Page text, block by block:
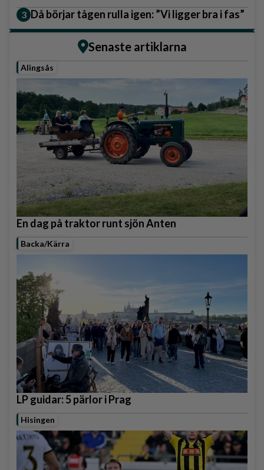
Då börjar tågen rulla igen: ”Vi ligger bra i fas”
Senaste artiklarna
Alingsås
En dag på traktor runt sjön Anten
Backa/Kärra
LP guidar: 5 pärlor i Prag
Hisingen